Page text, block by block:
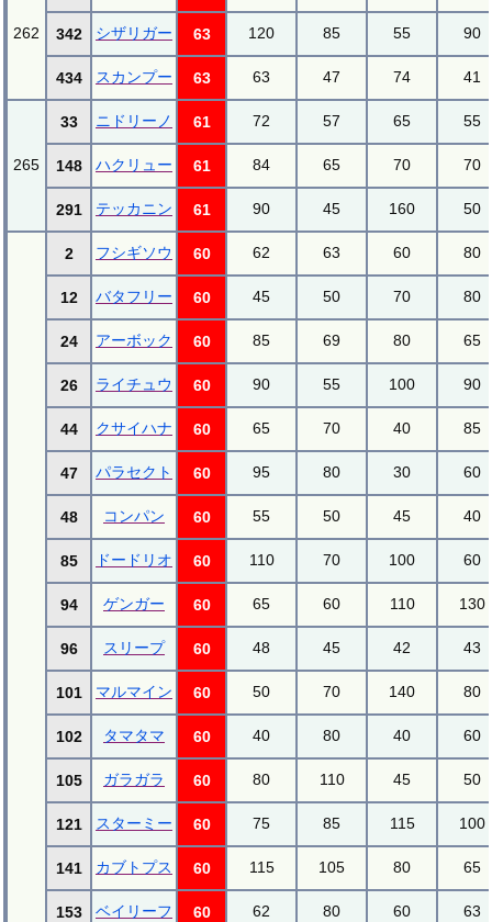
262 342 シザリガー 63 120 85 55 90
434 スカンプー 63 63 47 74 41
265
33 ニドリーノ 61 72 57 65 55
148 ハクリュー 61 84 65 70 70
291 テッカニン 61 90 45 160 50
2 フシギソウ 60 62 63 60 80
12 バタフリー 60 45 50 70 80
24 アーボック 60 85 69 80 65
26 ライチュウ 60 90 55 100 90
44 クサイハナ 60 65 70 40 85
47 パラセクト 60 95 80 30 60
48 コンパン 60 55 50 45 40
85 ドードリオ 60 110 70 100 60
94 ゲンガー 60 65 60 110 130
96 スリープ 60 48 45 42 43
101 マルマイン 60 50 70 140 80
102 タマタマ 60 40 80 40 60
105 ガラガラ 60 80 110 45 50
121 スターミー 60 75 85 115 100
141 カブトプス 60 115 105 80 65
153 ベイリーフ 60 62 80 60 63